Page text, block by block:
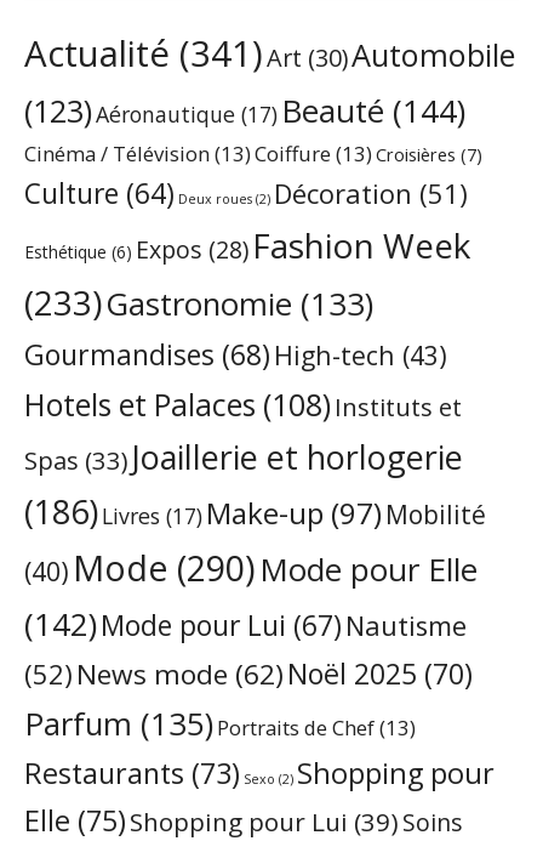
Actualité (341)Art (30)Automobile
(123)Aéronautique (17) Beauté (144)
Cinéma / Télévision(13)Coiffure(13) Croisières (7)
Culture (64) Deux roues (2) Décoration (51)
Esthétique (6) Expos (28) Fashion Week
(233)Gastronomie (133)
Gourmandises (68) High-tech (43)
Hotels et Palaces (108) Instituts et
Spas (33) Joaillerie et horlogerie
(186)Livres (17) Make-up (97) Mobilité
(40) Mode (290)Mode pour Elle
(142)Mode pour Lui (67) Nautisme
(52) News mode (62)Noël 2025 (70)
Parfum (135)Portraits de Chef(13)
Restaurants (73) Sexo (2) Shopping pour
Elle (75)Shopping pour Lui (39)Soins